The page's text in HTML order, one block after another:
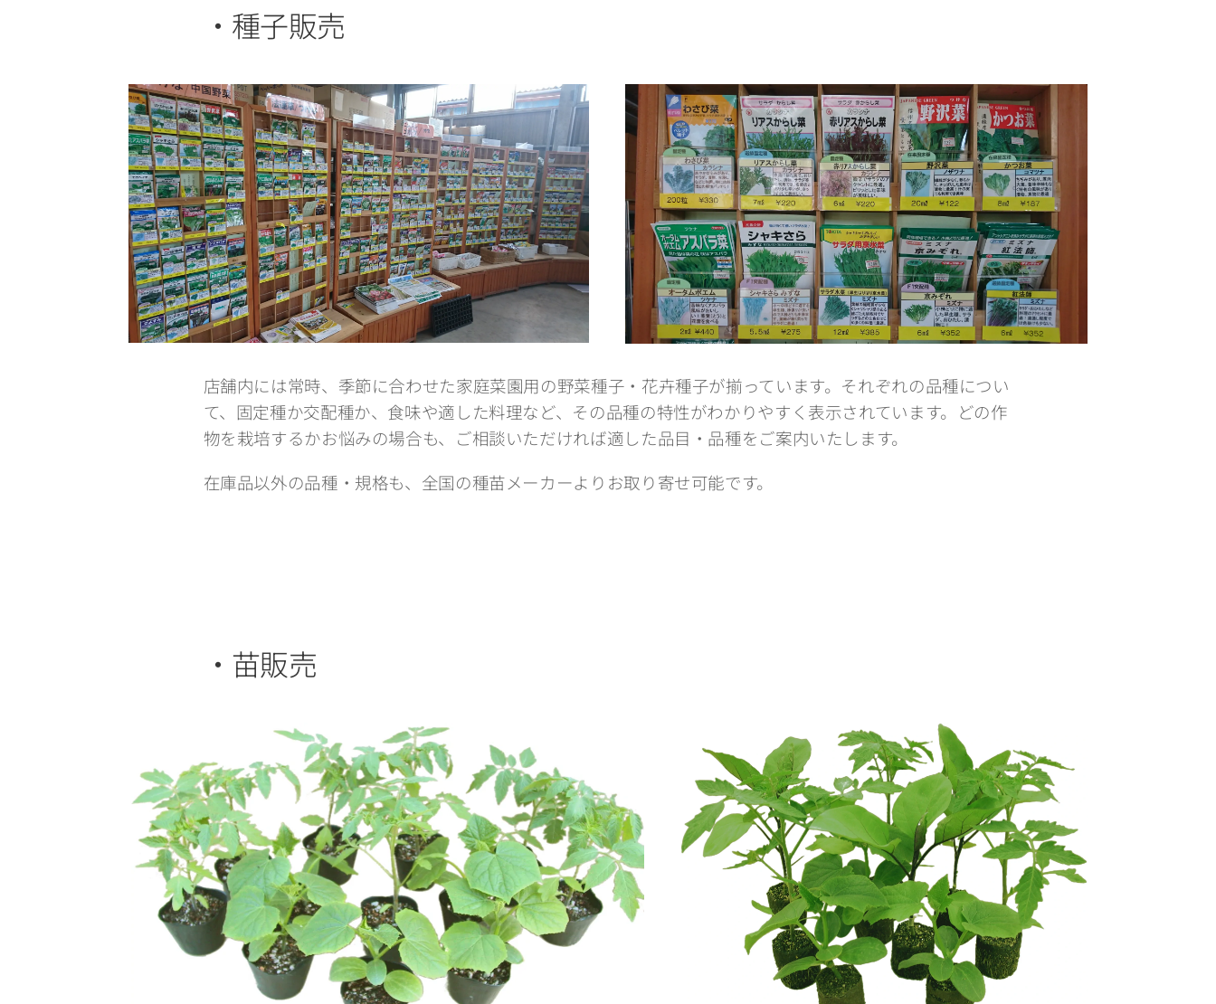
・種子販売
店舗内には常時、季節に合わせた家庭菜園用の野菜種子・花卉種子が揃っています。それぞれの品種につい
て、固定種か交配種か、食味や適した料理など、その品種の特性がわかりやすく表示されています。どの作
物を栽培するかお悩みの場合も、ご相談いただければ適した品目・品種をご案内いたします。
在庫品以外の品種・規格も、全国の種苗メーカーよりお取り寄せ可能です。
・苗販売